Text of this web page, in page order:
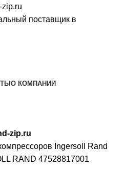
О КОМПАНИИ
zip.ru
Ingersoll Rand
RAND 47528817001